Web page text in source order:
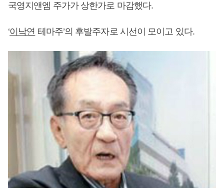
국영지앤엠 주가가 상한가로 마감했다.
‘이낙연 테마주’의 후발주자로 시선이 모이고 있다.